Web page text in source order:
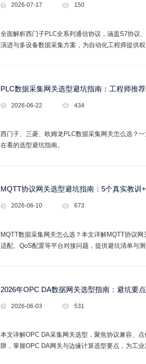
2026-07-17 150
全面解析西门子PLC全系列通信协议，涵盖S7协议
演进与多设备数据采集方案，为自动化工程师提供权
PLC数据采集网关选型避坑指南：工程师推
2026-06-22 434
西门子、三菱、欧姆龙PLC数据采集网关怎么选？
在看的选型避坑指南。
MQTT协议网关选型避坑指南：5个真实教训
2026-06-10 673
MQTT数据采集网关怎么选？本文详解MQTT协议
适配、QoS配置等平台对接问题，提供避坑清单与测
2026年OPC DA数据网关选型指南：避坑要
2026-06-03 531
本文详解OPC DA采集网关选型，聚焦协议兼容、
阱，掌握OPC DA网关与边缘计算选型要点，为工业